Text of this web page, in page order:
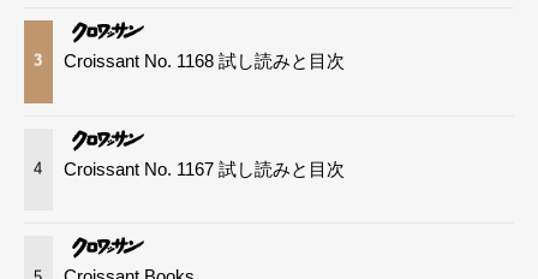
3 Croissant No. 1168 試し読みと目次
4 Croissant No. 1167 試し読みと目次